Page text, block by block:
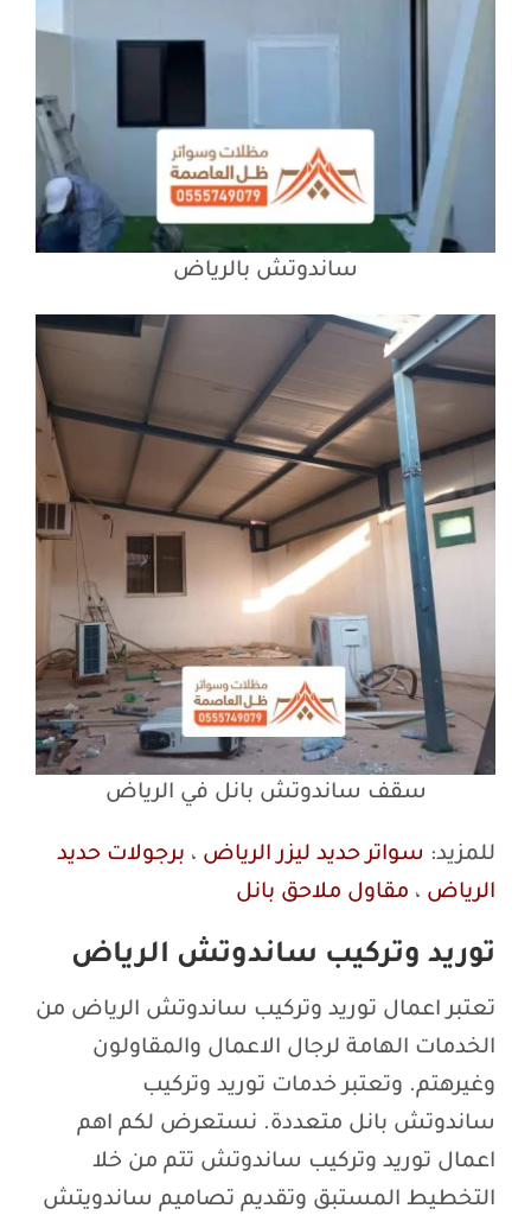
ساندوتش بالرياض
سقف ساندوتش بانل في الرياض
للمزيد: سواتر حديد ليزر الرياض ، برجولات حديد
الرياض ، مقاول ملاحق بانل
توريد وتركيب ساندوتش الرياض
تعتبر اعمال توريد وتركيب ساندوتش الرياض من
الخدمات الهامة لرجال الاعمال والمقاولون
وغيرهتم. وتعتبر خدمات توريد وتركيب
ساندوتش بانل متعددة. نستعرض لكم اهم
اعمال توريد وتركيب ساندوتش تتم من خلا
التخطيط المستبق وتقديم تصاميم ساندويتش